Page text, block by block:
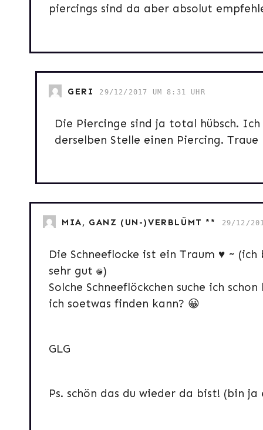
piercings sind da aber absolut
GERI 29/12/2017 UM 8:31 UHR
Die Piercinge sind ja total hübsch. Ich
derselben Stelle einen Piercing.
MIA, GANZ (UN-)VERBLÜMT ** 29/12/
Die Schneeflocke ist ein Traum ♥ ~
sehr gut :D)
Solche Schneeflöckchen suche ich
ich soetwas finden kann? 😀
GLG
Ps. schön das du wieder da bist! (bin